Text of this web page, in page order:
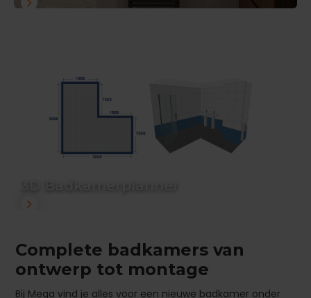
Complete badkamers van
ontwerp tot montage
Bij Mega vind je alles voor een nieuwe badkamer onder